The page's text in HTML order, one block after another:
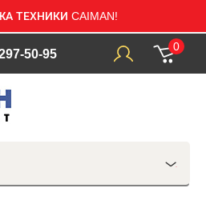
ТЕХНИКИ CAIMAN!
50-95
0